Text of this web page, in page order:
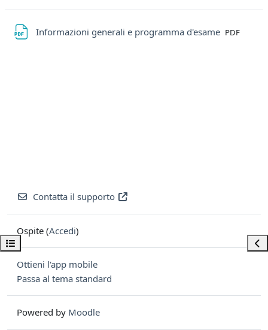
Apri indice del corso
Informazioni generali e programma d'esame File
PDF
Contatta il supporto
Ospite (Accedi)
Ottieni l'app mobile
Passa al tema standard
Powered by Moodle